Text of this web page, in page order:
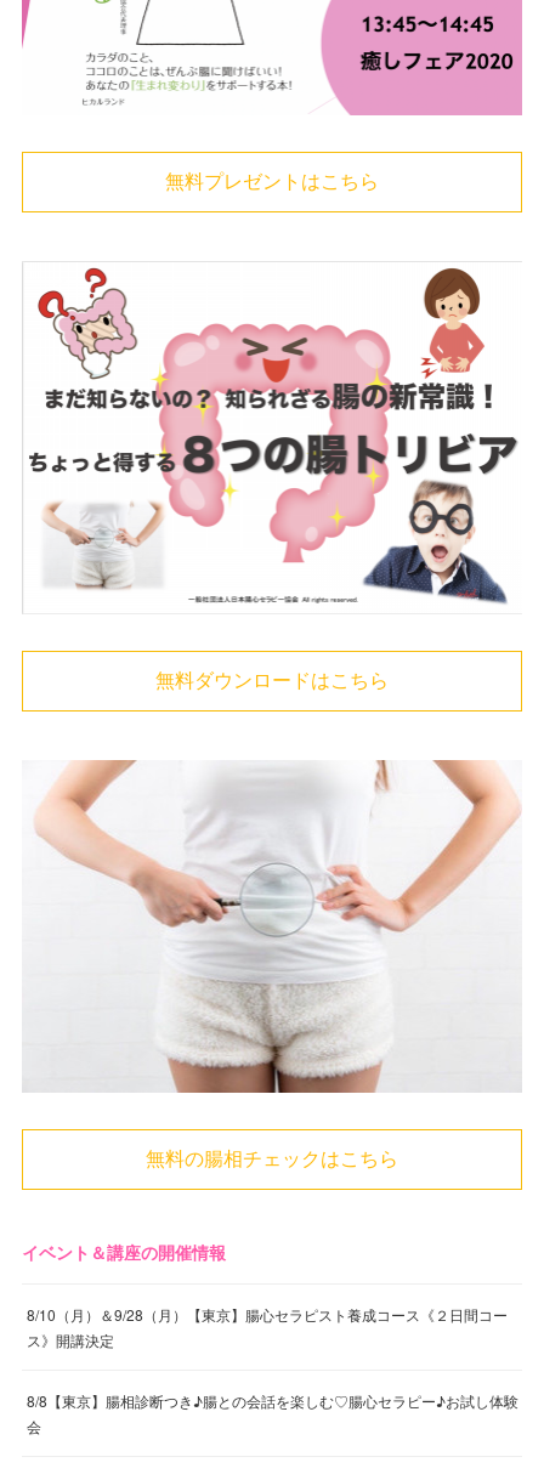
無料プレゼントはこちら
無料ダウンロードはこちら
無料の腸相チェックはこちら
イベント＆講座の開催情報
8/10（月）＆9/28（月）【東京】腸心セラピスト養成コース《２日間コー
ス》開講決定
8/8【東京】腸相診断つき♪腸との会話を楽しむ♡腸心セラピー♪お試し体験
会